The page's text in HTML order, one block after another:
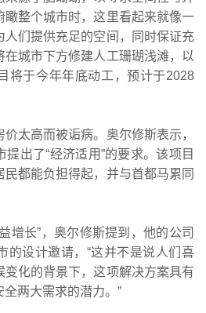
整个城市时，这里看起来就像一
人们提供充足的空间，同时保证充
在城市下方修建人工珊瑚浅滩，以
将于今年年底动工，预计于2028
太高而被诟病。奥尔修斯表示，
出了“经济适用”的要求。该项目
都能负担得起，并与首都马累同
增长”，奥尔修斯提到，他的公司
的设计邀请，“这并不是说人们喜
化的背景下，这项解决方案具有
两大需求的潜力。”